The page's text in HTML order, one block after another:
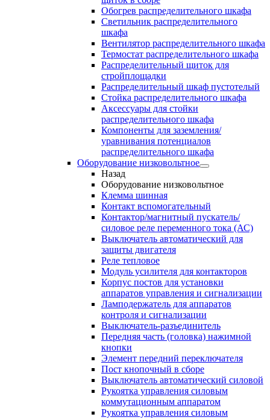
Обогрев распределительного шкафа
Светильник распределительного
шкафа
Вентилятор распределительного шкафа
Термостат распределительного шкафа
Распределительный щиток для
стройплощадки
Распределительный шкаф пустотелый
Стойка распределительного шкафа
Аксессуары для стойки
распределительного шкафа
Компоненты для заземления/
уравнивания потенциалов
распределительного шкафа
Оборудование низковольтное
Назад
Оборудование низковольтное
Клемма шинная
Контакт вспомогательный
Контактор/магнитный пускатель/
силовое реле переменного тока (АС)
Выключатель автоматический для
защиты двигателя
Реле тепловое
Модуль усилителя для контакторов
Корпус постов для установки
аппаратов управления и сигнализации
Ламподержатель для аппаратов
контроля и сигнализации
Выключатель-разъединитель
Передняя часть (головка) нажимной
кнопки
Элемент передний переключателя
Пост кнопочный в сборе
Выключатель автоматический силовой
Рукоятка управления силовым
коммутационным аппаратом
Рукоятка управления силовым